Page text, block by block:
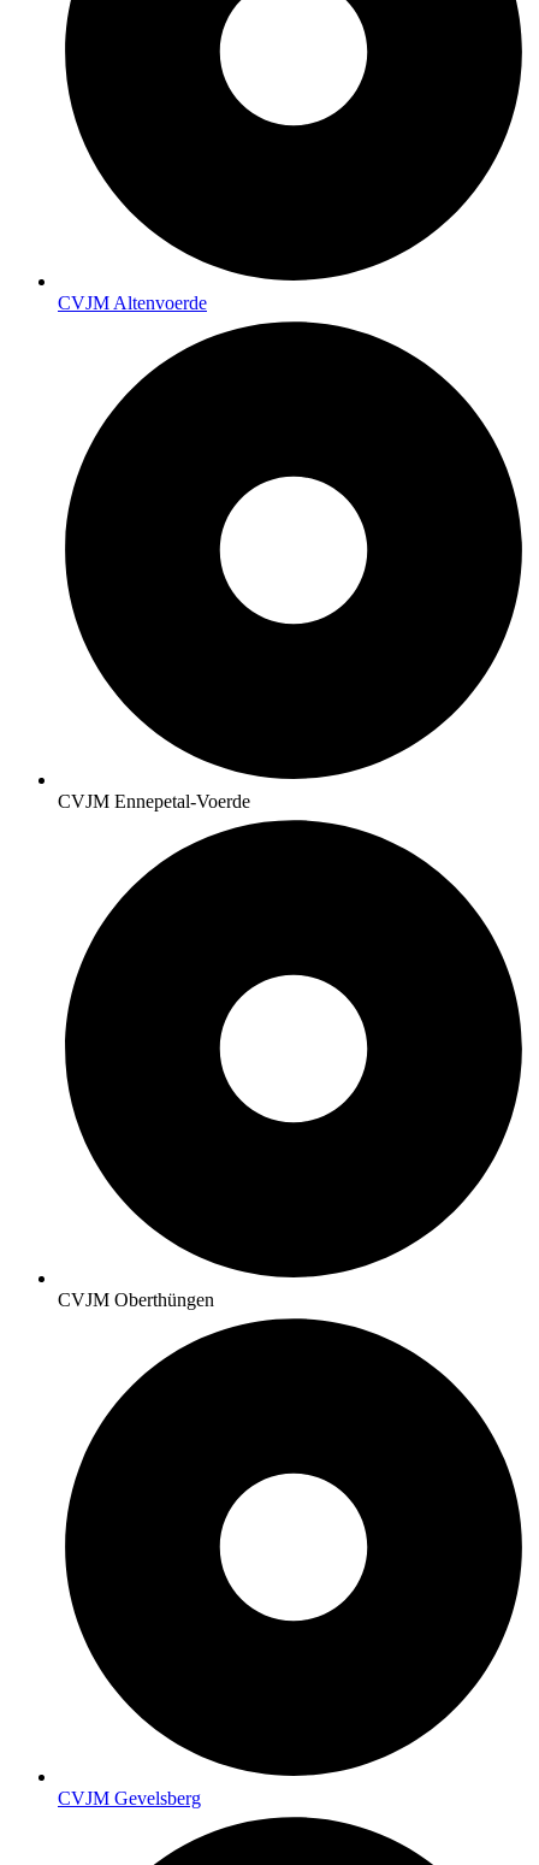
CVJM Altenvoerde
CVJM Ennepetal-Voerde
CVJM Oberthüngen
CVJM Gevelsberg